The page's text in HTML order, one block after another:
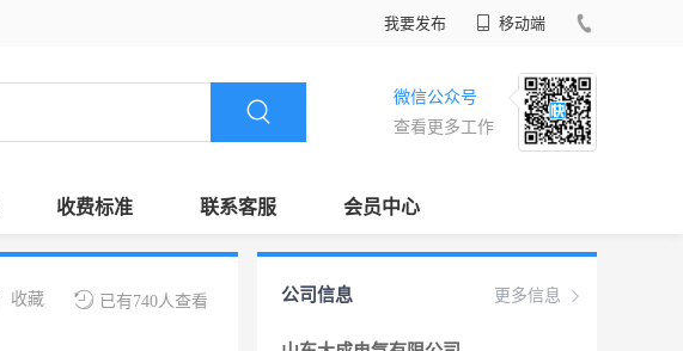
我要发布 移动端
微信公众号
查看更多工作
收费标准 联系客服 会员中心
已有740人查看
收藏 更多信息
公司信息